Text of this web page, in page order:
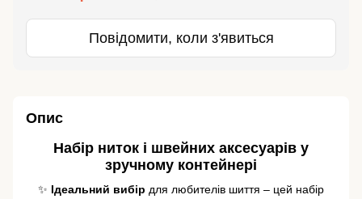
Повідомити, коли з'явиться
Опис
Набір ниток і швейних аксесуарів у
зручному контейнері
✨ Ідеальний вибір для любителів шиття – цей набір